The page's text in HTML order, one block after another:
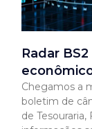
Radar
Chegamos a
boletim de
de